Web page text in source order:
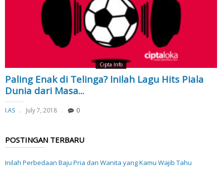
Cipta Info
Paling Enak di Telinga? Inilah Lagu Hits Piala
Dunia dari Masa...
I.AS July 7, 2018 0
POSTINGAN TERBARU
Inilah Perbedaan Baju Pria dan Wanita yang Kamu Wajib Tahu